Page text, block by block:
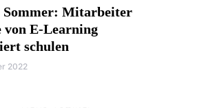
Mitarbeiter
E-Learning
schulen
2022